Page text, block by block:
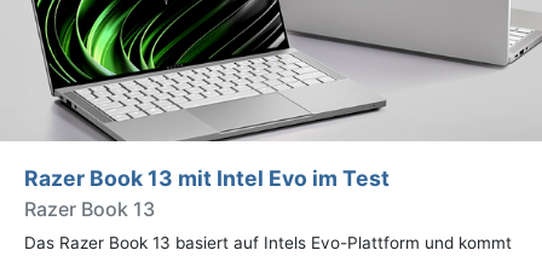
Razer Book 13 mit Intel Evo im Test
Razer Book 13
Das Razer Book 13 basiert auf Intels Evo-Plattform und kommt